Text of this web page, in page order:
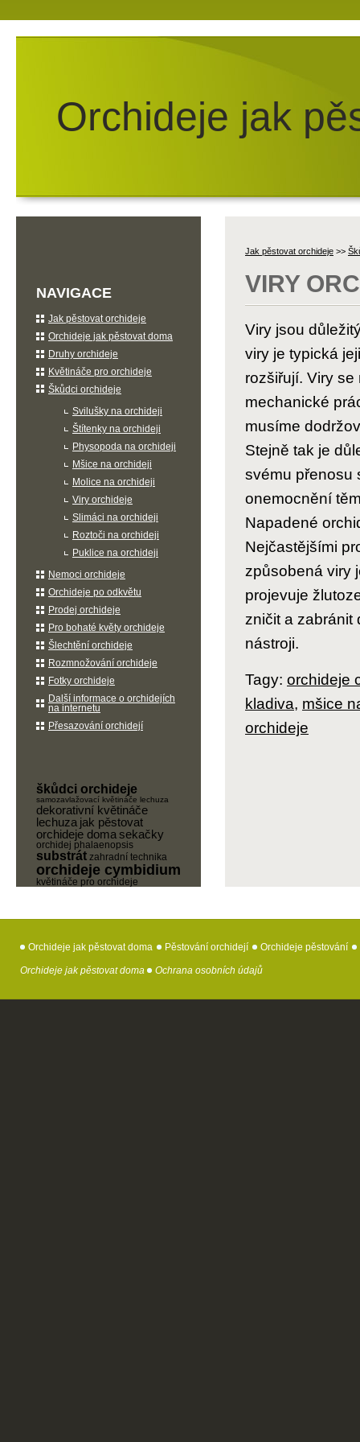
Orchideje jak
Jak pěstovat orchideje >>
VIRY
Viry jsou
viry je typická
rozšiřují. Viry
mechanické
musíme
Stejně tak je
svému přenosu
onemocnění
Napadené
Nejčastějšími
způsobená viry
projevuje
zničit a zabránit
nástroji.
Tagy: orchideje
kladiva, mšice
orchideje
NAVIGACE
Jak pěstovat orchideje
Orchideje jak pěstovat doma
Druhy orchideje
Květináče pro orchideje
Škůdci orchideje
Svilušky na orchideji
Štítenky na orchideji
Physopoda na orchideji
Mšice na orchideji
Molice na orchideji
Viry orchideje
Slimáci na orchideji
Roztoči na orchideji
Puklice na orchideji
Nemoci orchideje
Orchideje po odkvětu
Prodej orchideje
Pro bohaté květy orchideje
Šlechtění orchideje
Rozmnožování orchideje
Fotky orchideje
Další informace o orchidejích
na internetu
Přesazování orchidejí
škůdci orchideje
samozavlažovací květináče lechuza
dekorativní květináče
lechuza jak pěstovat
orchideje doma sekačky
orchidej phalaenopsis
substrát zahradní technika
orchideje cymbidium
květináče pro orchideje
Orchideje jak pěstovat doma Pěstování orchidejí Orchideje pěstování
Orchideje jak pěstovat doma Ochrana osobních údajů